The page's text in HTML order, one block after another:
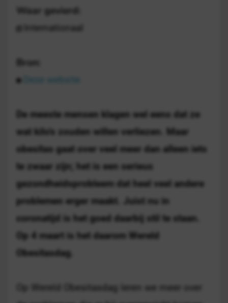
Waar gevierd:
Internationaal
Bron:
De meeste mensen klagen wel eens dat ze
wat kilo's zouden willen verliezen. Maar
obesitas gaat over veel meer dan alleen iets
te zwaar zijn; het is een serieus
gezondheidsprobleem dat heel veel andere
problemen erger maakt. Juist nu in
coronatijd is het goed daarbij stil te staan.
Op 4 maart is het daarom Wereld
Obesitasdag.
Op Wereld Obesitasdag leren we meer over